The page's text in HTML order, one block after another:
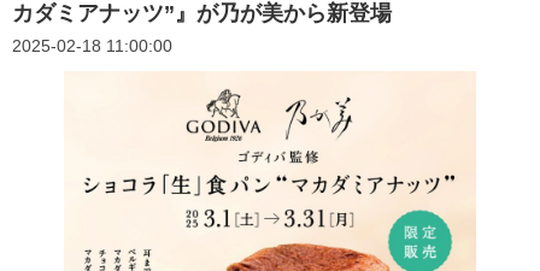
カダミアナッツ”』が乃が美から新登場
2025-02-18 11:00:00